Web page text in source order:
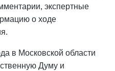
экспертные
о ходе
в Московской области
Думу и